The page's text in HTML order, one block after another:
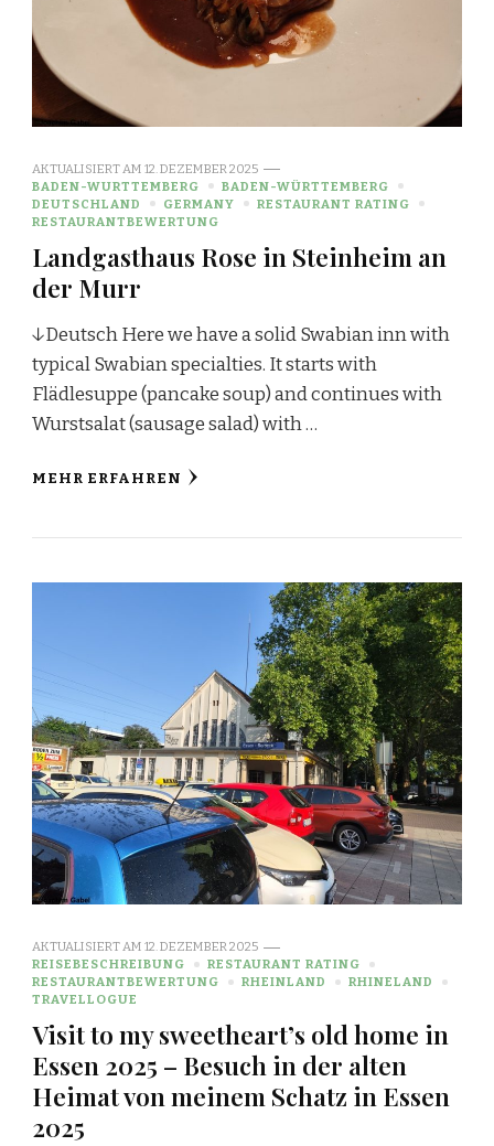
AKTUALISIERT AM 12. DEZEMBER 2025
BADEN-WURTTEMBERG
BADEN-WÜRTTEMBERG
DEUTSCHLAND
GERMANY
RESTAURANT RATING
RESTAURANTBEWERTUNG
Landgasthaus Rose in Steinheim an
der Murr
↓Deutsch Here we have a solid Swabian inn with
typical Swabian specialties. It starts with
Flädlesuppe (pancake soup) and continues with
Wurstsalat (sausage salad) with …
MEHR ERFAHREN
AKTUALISIERT AM 12. DEZEMBER 2025
REISEBESCHREIBUNG
RESTAURANT RATING
RESTAURANTBEWERTUNG
RHEINLAND
RHINELAND
TRAVELLOGUE
Visit to my sweetheart’s old home in
Essen 2025 – Besuch in der alten
Heimat von meinem Schatz in Essen
2025